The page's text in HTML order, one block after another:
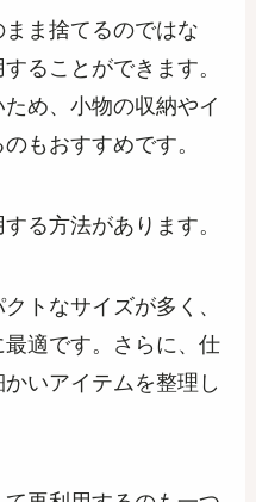
ま捨てるのではな
ることができます。
め、小物の収納やイ
もおすすめです。
る方法があります。
トなサイズが多く、
適です。さらに、仕
いアイテムを整理し